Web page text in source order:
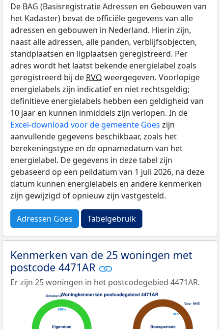
De BAG (Basisregistratie Adressen en Gebouwen van
het Kadaster) bevat de officiële gegevens van alle
adressen en gebouwen in Nederland. Hierin zijn,
naast alle adressen, alle panden, verblijfsobjecten,
standplaatsen en ligplaatsen geregistreerd. Per
adres wordt het laatst bekende energielabel zoals
geregistreerd bij de RVO weergegeven. Voorlopige
energielabels zijn indicatief en niet rechtsgeldig;
definitieve energielabels hebben een geldigheid van
10 jaar en kunnen inmiddels zijn verlopen. In de
Excel-download voor de gemeente Goes zijn
aanvullende gegevens beschikbaar, zoals het
berekeningstype en de opnamedatum van het
energielabel. De gegevens in deze tabel zijn
gebaseerd op een peildatum van 1 juli 2026, na deze
datum kunnen energielabels en andere kenmerken
zijn gewijzigd of opnieuw zijn vastgesteld.
Adressen Goes Tabelgebruik
Kenmerken van de 25 woningen met
postcode 4471AR
Er zijn 25 woningen in het postcodegebied 4471AR.